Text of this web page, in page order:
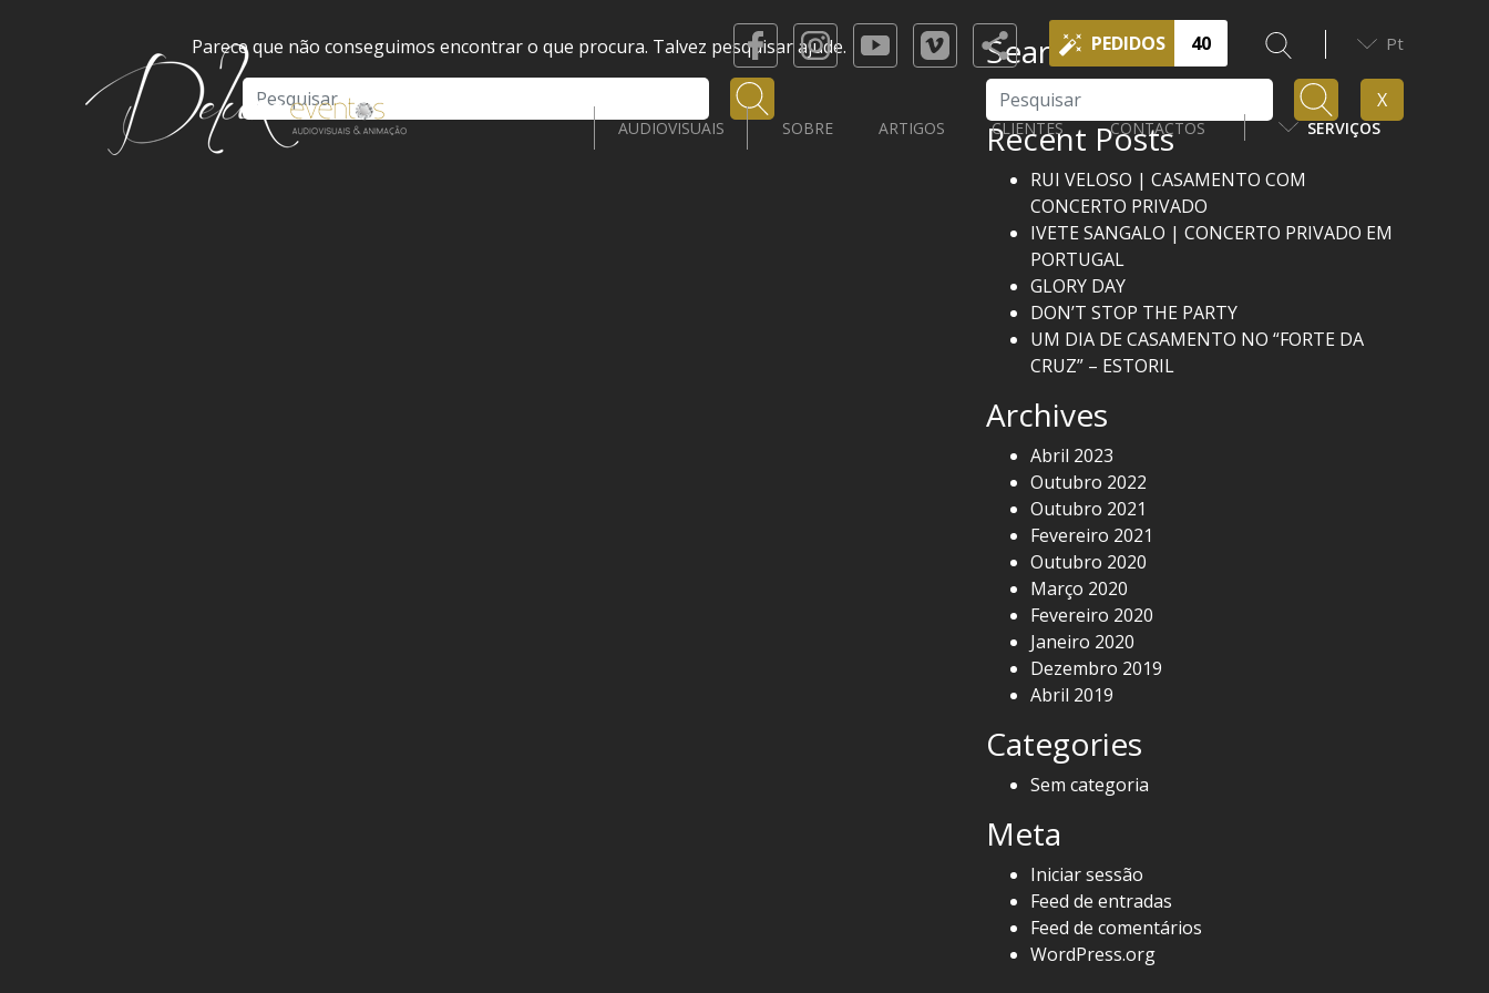
PEDIDOS 40 Pt
AUDIOVISUAIS SOBRE ARTIGOS CLIENTES CONTACTOS SERVIÇOS
Parece que não conseguimos encontrar o que procura. Talvez pesquisar ajude.
Search
Pesquisar X
Recent Posts
RUI VELOSO | CASAMENTO COM
CONCERTO PRIVADO
IVETE SANGALO | CONCERTO PRIVADO EM
PORTUGAL
GLORY DAY
DON’T STOP THE PARTY
UM DIA DE CASAMENTO NO “FORTE DA
CRUZ” – ESTORIL
Archives
Abril 2023
Outubro 2022
Outubro 2021
Fevereiro 2021
Outubro 2020
Março 2020
Fevereiro 2020
Janeiro 2020
Dezembro 2019
Abril 2019
Categories
Sem categoria
Meta
Iniciar sessão
Feed de entradas
Feed de comentários
WordPress.org